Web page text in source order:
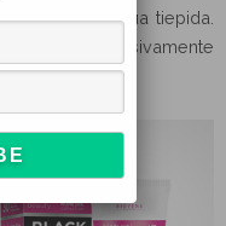
viso con acqua tiepida.
e successivamente